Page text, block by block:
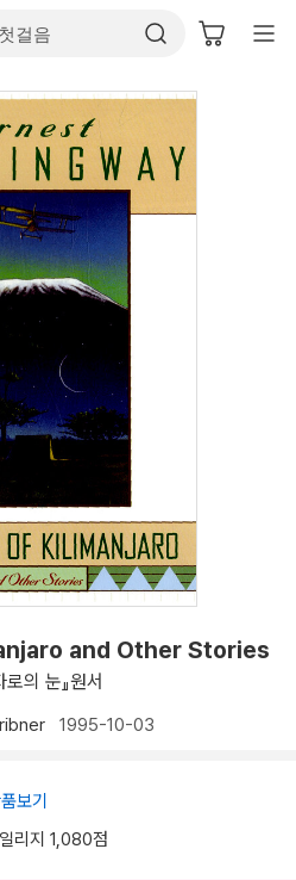
and Other Stories
로의 눈』원서
1995-10-03
보기
리지 1,080점